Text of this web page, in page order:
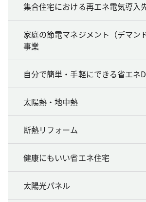
集合住宅における再エネ電気導入
家庭の節電マネジメント（デマン
事業
自分で簡単・手軽にできる省エネ
太陽熱・地中熱
断熱リフォーム
健康にもいい省エネ住宅
太陽光パネル